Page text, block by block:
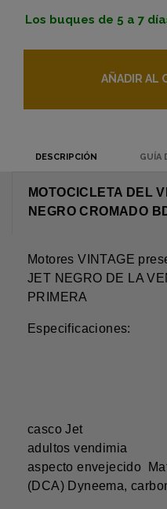
Los buques de 5 a 7
AÑADIR AL
DESCRIPCIÓN GUÍA
MOTOCICLETA DEL
NEGRO CROMADO
Motores VINTAGE
JET NEGRO DE LA
PRIMERA
Especificaciones:
casco Jet
adultos vendimia
aspecto envejecido
(DCA) Dyneema,